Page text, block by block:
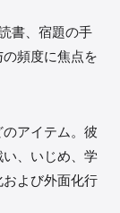
書、宿題の手
頻度に焦点を
アイテム。彼
、いじめ、学
よび外面化行